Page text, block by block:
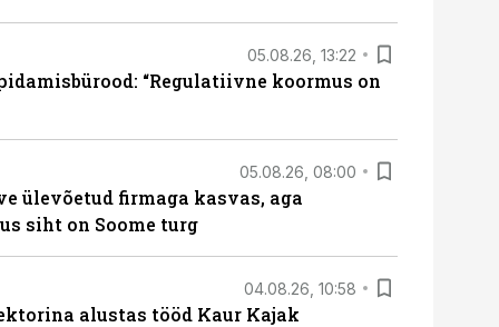
05.08.26, 13:22
“Regulatiivne koormus on
05.08.26, 08:00
ülevõetud firmaga kasvas, aga
siht on Soome turg
04.08.26, 10:58
alustas tööd Kaur Kajak